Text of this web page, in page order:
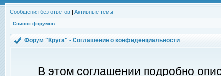
Сообщения без ответов | Активные темы
Список форумов
Форум "Круга" - Соглашение о конфиденциальности
В этом соглашении подробно